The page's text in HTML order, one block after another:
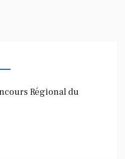
Régional du